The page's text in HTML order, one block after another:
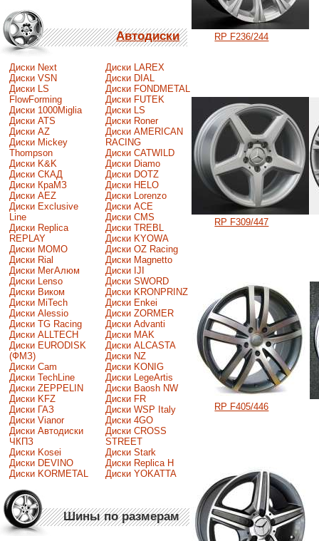
Автодиски
Диски Next
Диски VSN
Диски LS
FlowForming
Диски 1000Miglia
Диски ATS
Диски AZ
Диски Mickey
Thompson
Диски K&K
Диски СКАД
Диски КраМЗ
Диски AEZ
Диски Exclusive
Line
Диски Replica
REPLAY
Диски MOMO
Диски Rial
Диски МегАлюм
Диски Lenso
Диски Виком
Диски MiTech
Диски Alessio
Диски TG Racing
Диски ALLTECH
Диски EURODISK
(ФМЗ)
Диски Cam
Диски TechLine
Диски ZEPPELIN
Диски KFZ
Диски ГАЗ
Диски Vianor
Диски Автодиски
ЧКПЗ
Диски Kosei
Диски DEVINO
Диски KORMETAL
Диски LAREX
Диски DIAL
Диски FONDMETAL
Диски FUTEK
Диски LS
Диски Roner
Диски AMERICAN
RACING
Диски CATWILD
Диски Diamo
Диски DOTZ
Диски HELO
Диски Lorenzo
Диски ACE
Диски CMS
Диски TREBL
Диски KYOWA
Диски OZ Racing
Диски Magnetto
Диски IJI
Диски SWORD
Диски KRONPRINZ
Диски Enkei
Диски ZORMER
Диски Advanti
Диски MAK
Диски ALCASTA
Диски NZ
Диски KONIG
Диски LegeArtis
Диски Baosh NW
Диски FR
Диски WSP Italy
Диски 4GO
Диски CROSS
STREET
Диски Stark
Диски Replica H
Диски YOKATTA
Шины по размерам
RP F236/244
RP F309/447
RP F405/446